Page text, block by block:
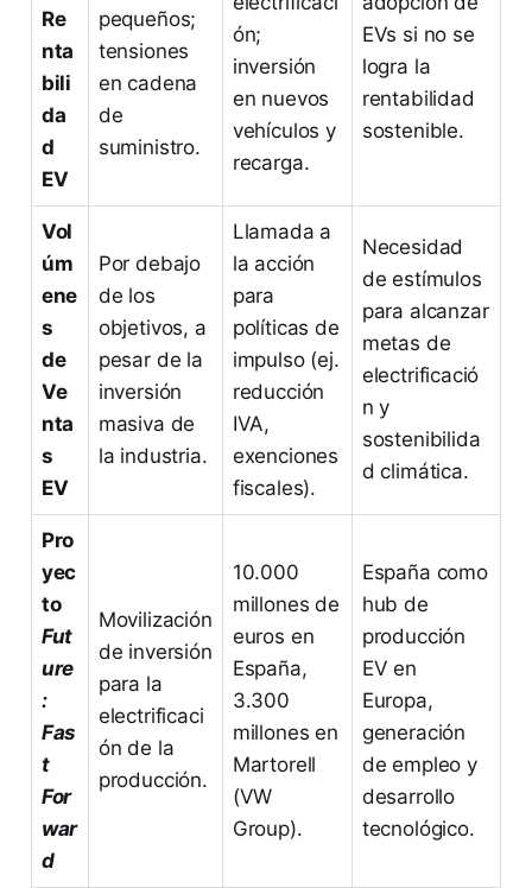
Re
nta
bili
da
d
EV
pequeños;
tensiones
en cadena
de
suministro.
ón;
inversión
en nuevos
vehículos y
recarga.
EVs si no se
logra la
rentabilidad
sostenible.
Vol
úm
ene
s
de
Ve
nta
s
EV
Por debajo
de los
objetivos, a
pesar de la
inversión
masiva de
la industria.
Llamada a
la acción
para
políticas de
impulso (ej.
reducción
IVA,
exenciones
fiscales).
Necesidad
de estímulos
para alcanzar
metas de
electrificació
n y
sostenibilida
d climática.
Pro
yec
to
Fut
ure
:
Fas
t
For
war
d
Movilización
de inversión
para la
electrificaci
ón de la
producción.
10.000
millones de
euros en
España,
3.300
millones en
Martorell
(VW
Group).
España como
hub de
producción
EV en
Europa,
generación
de empleo y
desarrollo
tecnológico.